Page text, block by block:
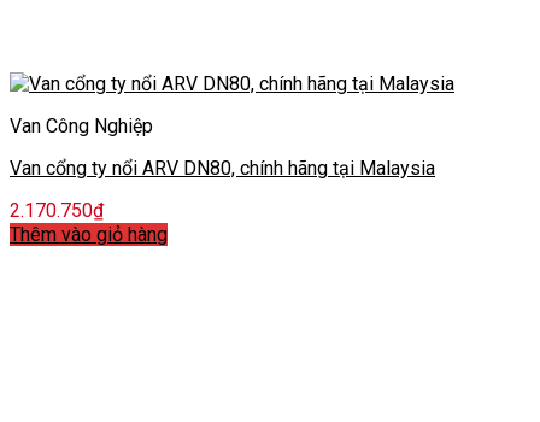
Van Công Nghiệp
Van cổng ty nổi ARV DN80, chính hãng tại Malaysia
2.170.750₫
Thêm vào giỏ hàng